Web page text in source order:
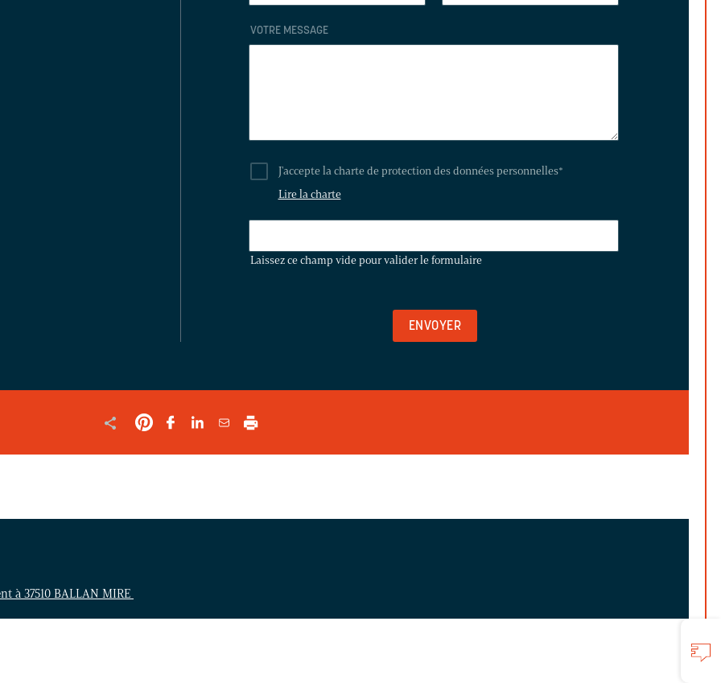
VOTRE MESSAGE
J'accepte la charte de protection des données personnelles*
Lire la charte
CHAMP
Laissez ce champ vide pour valider le formulaire
à 37510 BALLAN MIRE